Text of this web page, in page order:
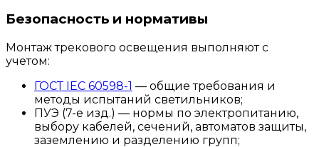
Безопасность и нормативы
Монтаж трекового освещения выполняют с
учетом:
ГОСТ IEC 60598-1 — общие требования и
методы испытаний светильников;
ПУЭ (7-е изд.) — нормы по электропитанию,
выбору кабелей, сечений, автоматов защиты,
заземлению и разделению групп;